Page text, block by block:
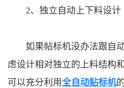
2、独立自动上下料设计
如果帖标机没办法跟自动
虑设计相对独立的上料结构
可以充分利用全自动贴标机